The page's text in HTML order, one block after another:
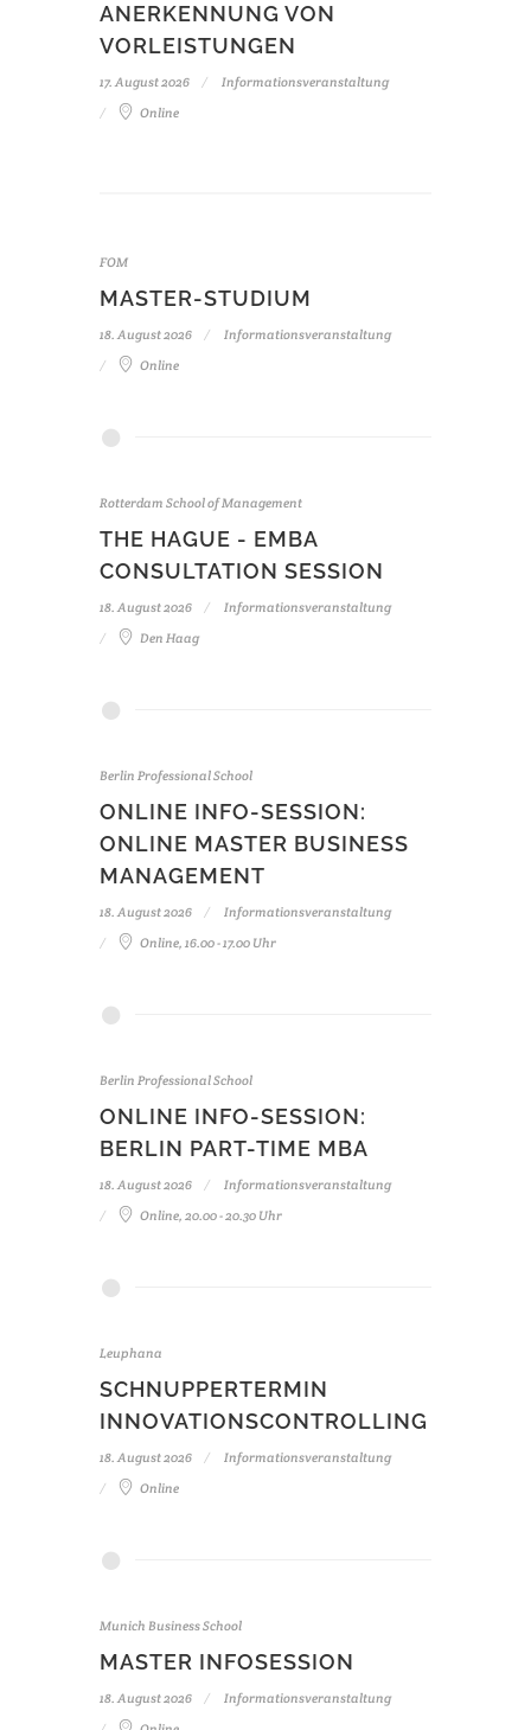
ANERKENNUNG VON
VORLEISTUNGEN
17. August 2026
Informationsveranstaltung
Online
FOM
MASTER-STUDIUM
18. August 2026
Informationsveranstaltung
Online
Rotterdam School of Management
THE HAGUE - EMBA
CONSULTATION SESSION
18. August 2026
Informationsveranstaltung
Den Haag
Berlin Professional School
ONLINE INFO-SESSION:
ONLINE MASTER BUSINESS
MANAGEMENT
18. August 2026
Informationsveranstaltung
Online, 16.00 - 17.00 Uhr
Berlin Professional School
ONLINE INFO-SESSION:
BERLIN PART-TIME MBA
18. August 2026
Informationsveranstaltung
Online, 20.00 - 20.30 Uhr
Leuphana
SCHNUPPERTERMIN
INNOVATIONSCONTROLLING
18. August 2026
Informationsveranstaltung
Online
Munich Business School
MASTER INFOSESSION
18. August 2026
Informationsveranstaltung